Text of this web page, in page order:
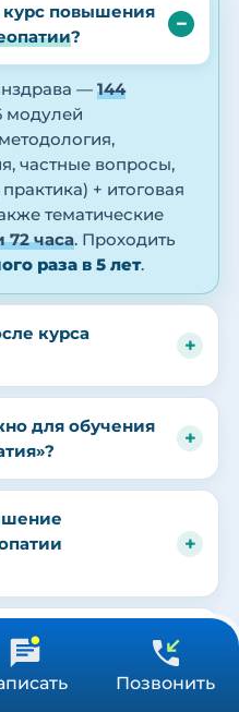
Позвонить
курс повышения
?
— 144
модулей
частные вопросы,
+ итоговая
тематические
72 часа. Проходить
раза в 5 лет.
курса
для обучения
после курса?
консультацию